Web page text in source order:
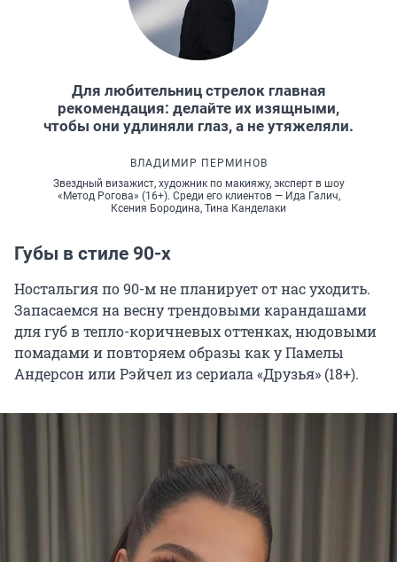
Для любительниц стрелок главная
рекомендация: делайте их изящными,
чтобы они удлиняли глаз, а не утяжеляли.
ВЛАДИМИР ПЕРМИНОВ
Звездный визажист, художник по макияжу, эксперт в шоу
«Метод Рогова» (16+). Среди его клиентов — Ида Галич,
Ксения Бородина, Тина Канделаки
Губы в стиле 90-х
Ностальгия по 90-м не планирует от нас уходить.
Запасаемся на весну трендовыми карандашами
для губ в тепло-коричневых оттенках, нюдовыми
помадами и повторяем образы как у Памелы
Андерсон или Рэйчел из сериала «Друзья» (18+).